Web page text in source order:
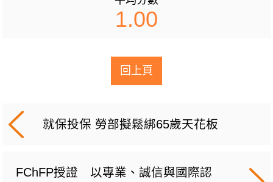
1.00
回上頁
就保投保 勞部擬鬆綁65歲天花板
FChFP授證 以專業、誠信與國際認